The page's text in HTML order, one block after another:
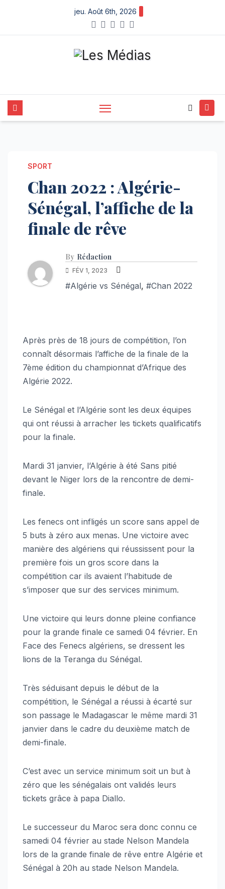
content
jeu. Août 6th, 2026
SPORT
Chan 2022 : Algérie-
Sénégal, l’affiche de la
finale de rêve
By Rédaction
FÉV 1, 2023
#Algérie vs Sénégal, #Chan 2022
Après près de 18 jours de compétition, l’on
connaît désormais l’affiche de la finale de la
7ème édition du championnat d’Afrique des
Algérie 2022.
Le Sénégal et l’Algérie sont les deux équipes
qui ont réussi à arracher les tickets qualificatifs
pour la finale.
Mardi 31 janvier, l’Algérie à été Sans pitié
devant le Niger lors de la rencontre de demi-
finale.
Les fenecs ont infligés un score sans appel de
5 buts à zéro aux menas. Une victoire avec
manière des algériens qui réussissent pour la
première fois un gros score dans la
compétition car ils avaient l’habitude de
s’imposer que sur des services minimum.
Une victoire qui leurs donne pleine confiance
pour la grande finale ce samedi 04 février. En
Face des Fenecs algériens, se dressent les
lions de la Teranga du Sénégal.
Très séduisant depuis le début de la
compétition, le Sénégal a réussi à écarté sur
son passage le Madagascar le même mardi 31
janvier dans le cadre du deuxième match de
demi-finale.
C’est avec un service minimum soit un but à
zéro que les sénégalais ont validés leurs
tickets grâce à papa Diallo.
Le successeur du Maroc sera donc connu ce
samedi 04 février au stade Nelson Mandela
lors de la grande finale de rêve entre Algérie et
Sénégal à 20h au stade Nelson Mandela.